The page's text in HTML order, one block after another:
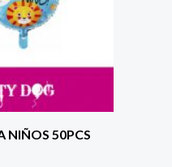
NIÑOS 50PCS